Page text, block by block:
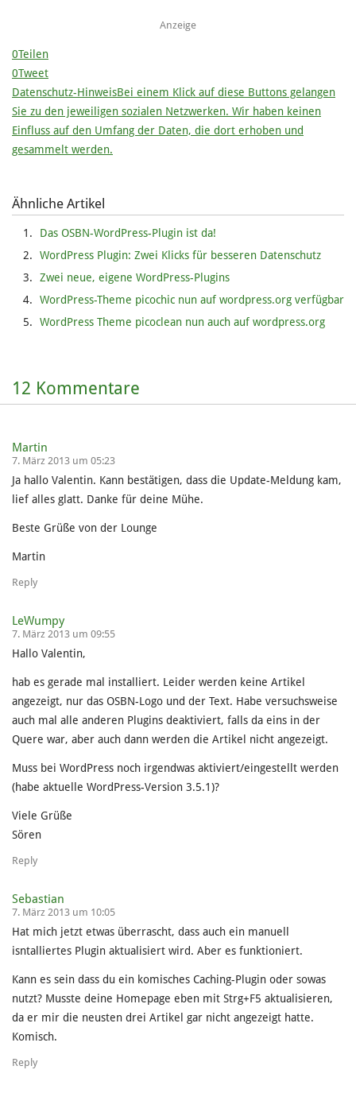
Anzeige
0Teilen
0Tweet
Datenschutz-HinweisBei einem Klick auf diese Buttons gelangen
Sie zu den jeweiligen sozialen Netzwerken. Wir haben keinen
Einfluss auf den Umfang der Daten, die dort erhoben und
gesammelt werden.
Ähnliche Artikel
Das OSBN-WordPress-Plugin ist da!
WordPress Plugin: Zwei Klicks für besseren Datenschutz
Zwei neue, eigene WordPress-Plugins
WordPress-Theme picochic nun auf wordpress.org verfügbar
WordPress Theme picoclean nun auch auf wordpress.org
12 Kommentare
Martin
7. März 2013 um 05:23
Ja hallo Valentin. Kann bestätigen, dass die Update-Meldung kam,
lief alles glatt. Danke für deine Mühe.
Beste Grüße von der Lounge
Martin
Reply
LeWumpy
7. März 2013 um 09:55
Hallo Valentin,
hab es gerade mal installiert. Leider werden keine Artikel
angezeigt, nur das OSBN-Logo und der Text. Habe versuchsweise
auch mal alle anderen Plugins deaktiviert, falls da eins in der
Quere war, aber auch dann werden die Artikel nicht angezeigt.
Muss bei WordPress noch irgendwas aktiviert/eingestellt werden
(habe aktuelle WordPress-Version 3.5.1)?
Viele Grüße
Sören
Reply
Sebastian
7. März 2013 um 10:05
Hat mich jetzt etwas überrascht, dass auch ein manuell
isntalliertes Plugin aktualisiert wird. Aber es funktioniert.
Kann es sein dass du ein komisches Caching-Plugin oder sowas
nutzt? Musste deine Homepage eben mit Strg+F5 aktualisieren,
da er mir die neusten drei Artikel gar nicht angezeigt hatte.
Komisch.
Reply